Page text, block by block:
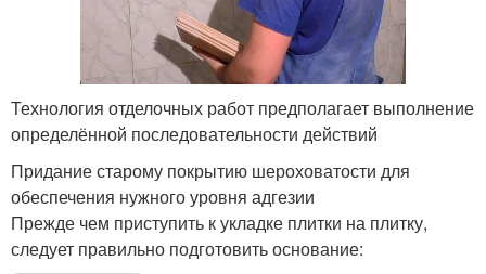
Технология отделочных работ предполагает выполнение
определённой последовательности действий
Придание старому покрытию шероховатости для
обеспечения нужного уровня адгезии
Прежде чем приступить к укладке плитки на плитку,
следует правильно подготовить основание: